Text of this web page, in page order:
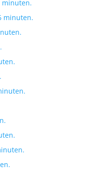
minuten.
minuten.